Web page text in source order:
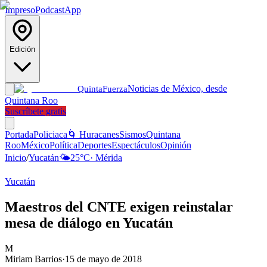
ImpresoPodcastApp
Edición
QuintaFuerzaNoticias de México, desde
Quintana Roo
Suscríbete gratis
PortadaPoliciaca 🌀 HuracanesSismosQuintana
RooMéxicoPolíticaDeportesEspectáculosOpinión
Inicio/Yucatán🌤️25°C· Mérida
Yucatán
Maestros del CNTE exigen reinstalar
mesa de diálogo en Yucatán
M
Miriam Barrios·15 de mayo de 2018